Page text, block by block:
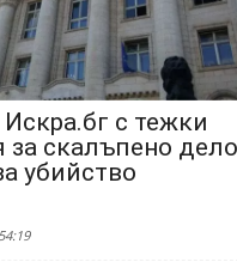
с тежки
за скалъпено дело
убийство